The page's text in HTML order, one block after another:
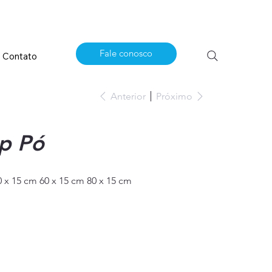
Contato Fale conosco
Anterior Próximo
Pó
15 cm 60 x 15 cm 80 x 15 cm